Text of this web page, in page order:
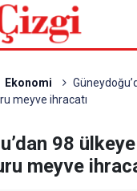
Ekonomi
meyve ihracatı
98
meyve